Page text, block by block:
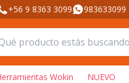
+56 9 8363 3099 983633099
Wokin NUEVO